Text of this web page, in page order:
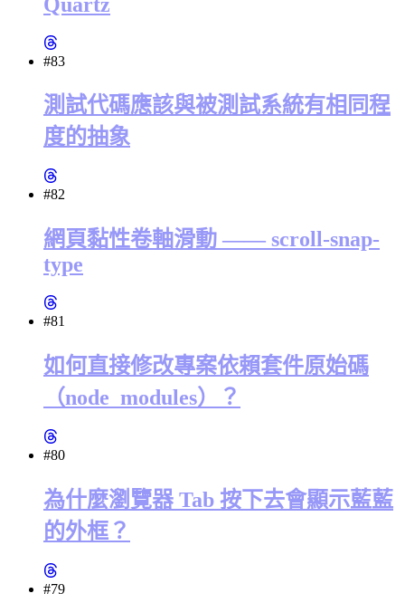
#83
測試代碼應該與被測試系統有相同程
度的抽象
#82
網頁黏性卷軸滑動 —— scroll-snap-
type
#81
如何直接修改專案依賴套件原始碼
（node_modules）？
#80
為什麼瀏覽器 Tab 按下去會顯示藍藍
的外框？
#79